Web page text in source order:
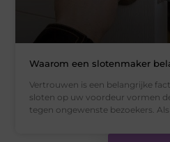
Waarom een slotenmaker
Vertrouwen is een belangrijke
sloten op uw voordeur vormen
tegen ongewenste bezoekers. Als